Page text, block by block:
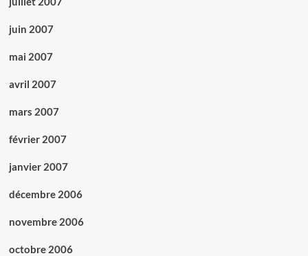
juin 2007
mai 2007
avril 2007
mars 2007
février 2007
janvier 2007
décembre 2006
novembre 2006
octobre 2006